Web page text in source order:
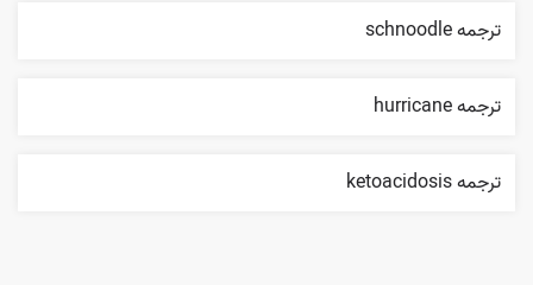
ترجمه schnoodle
ترجمه hurricane
ترجمه ketoacidosis